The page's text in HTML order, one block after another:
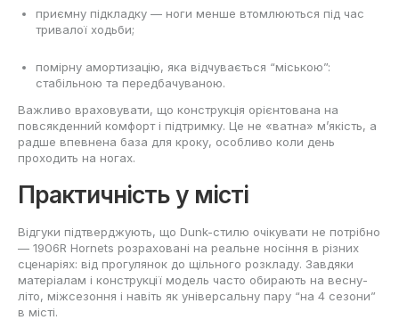
приємну підкладку — ноги менше втомлюються під час
тривалої ходьби;
помірну амортизацію, яка відчувається “міською”:
стабільною та передбачуваною.
Важливо враховувати, що конструкція орієнтована на
повсякденний комфорт і підтримку. Це не «ватна» м’якість, а
радше впевнена база для кроку, особливо коли день
проходить на ногах.
Практичність у місті
Відгуки підтверджують, що Dunk-стилю очікувати не потрібно
— 1906R Hornets розраховані на реальне носіння в різних
сценаріях: від прогулянок до щільного розкладу. Завдяки
матеріалам і конструкції модель часто обирають на весну-
літо, міжсезоння і навіть як універсальну пару “на 4 сезони”
в місті.